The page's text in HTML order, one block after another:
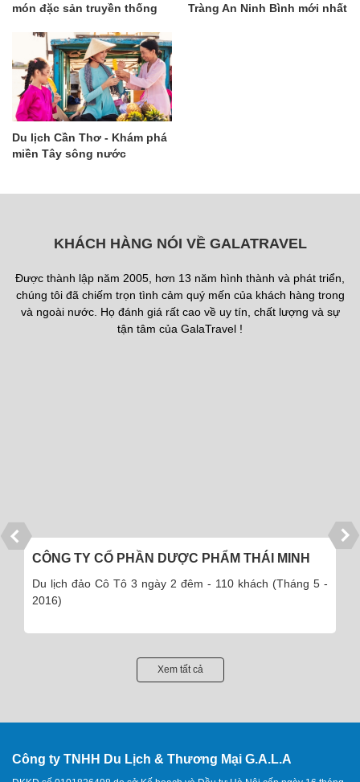
món đặc sản truyền thống
Tràng An Ninh Bình mới nhất
Du lịch Cần Thơ - Khám phá
miền Tây sông nước
KHÁCH HÀNG NÓI VỀ GALATRAVEL
Được thành lập năm 2005, hơn 13 năm hình thành và phát triển,
chúng tôi đã chiếm trọn tình cảm quý mến của khách hàng trong
và ngoài nước. Họ đánh giá rất cao về uy tín, chất lượng và sự
tận tâm của GalaTravel !
CÔNG TY CỔ PHẦN DƯỢC PHẨM THÁI MINH
Du lịch đảo Cô Tô 3 ngày 2 đêm - 110 khách (Tháng 5 -
2016)
Xem tất cả
Công ty TNHH Du Lịch & Thương Mại G.A.L.A